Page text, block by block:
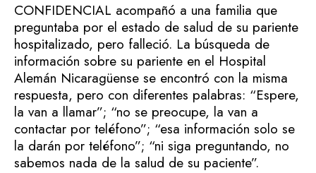
CONFIDENCIAL acompañó a una familia que
preguntaba por el estado de salud de su pariente
hospitalizado, pero falleció. La búsqueda de
información sobre su pariente en el Hospital
Alemán Nicaragüense se encontró con la misma
respuesta, pero con diferentes palabras: “Espere,
la van a llamar”; “no se preocupe, la van a
contactar por teléfono”; “esa información solo se
la darán por teléfono”; “ni siga preguntando, no
sabemos nada de la salud de su paciente”.